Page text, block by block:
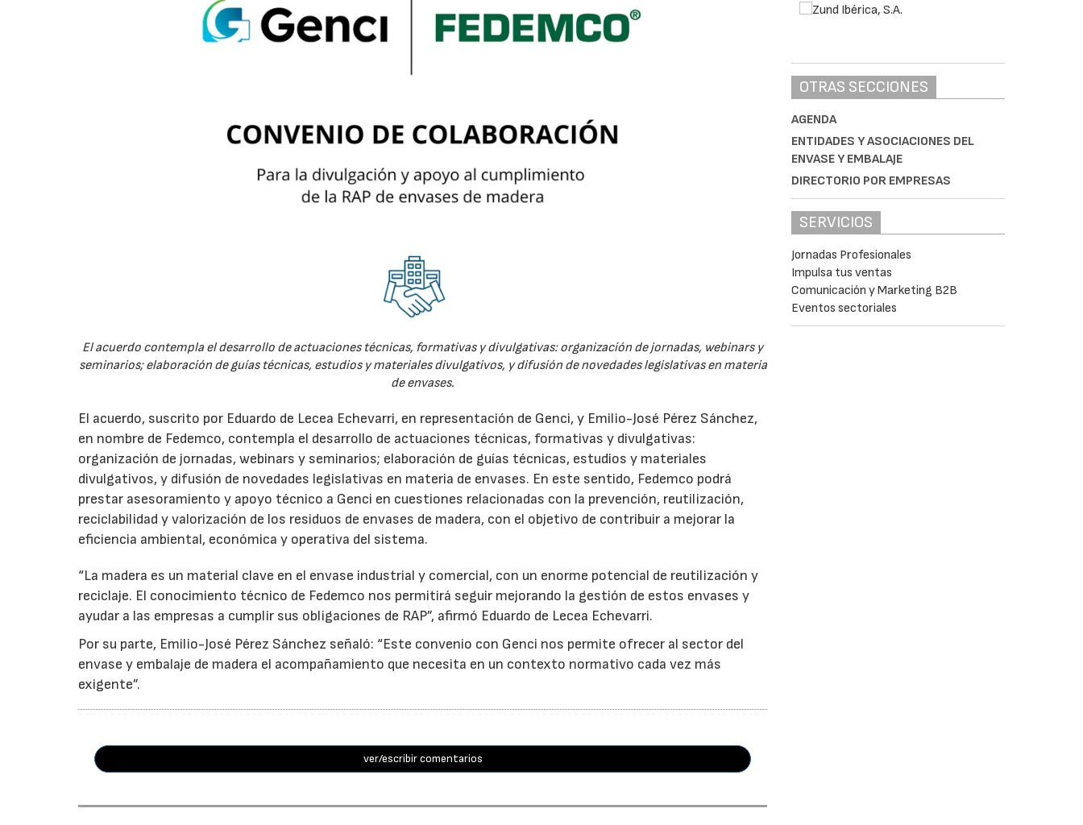
El acuerdo contempla el desarrollo de actuaciones técnicas, formativas y divulgativas: organización de jornadas, webinars y
seminarios; elaboración de guías técnicas, estudios y materiales divulgativos, y difusión de novedades legislativas en materia
de envases.
El acuerdo, suscrito por Eduardo de Lecea Echevarri, en representación de Genci, y Emilio-José Pérez Sánchez,
en nombre de Fedemco, contempla el desarrollo de actuaciones técnicas, formativas y divulgativas:
organización de jornadas, webinars y seminarios; elaboración de guías técnicas, estudios y materiales
divulgativos, y difusión de novedades legislativas en materia de envases. En este sentido, Fedemco podrá
prestar asesoramiento y apoyo técnico a Genci en cuestiones relacionadas con la prevención, reutilización,
reciclabilidad y valorización de los residuos de envases de madera, con el objetivo de contribuir a mejorar la
eficiencia ambiental, económica y operativa del sistema.
“La madera es un material clave en el envase industrial y comercial, con un enorme potencial de reutilización y
reciclaje. El conocimiento técnico de Fedemco nos permitirá seguir mejorando la gestión de estos envases y
ayudar a las empresas a cumplir sus obligaciones de RAP”, afirmó Eduardo de Lecea Echevarri.
Por su parte, Emilio-José Pérez Sánchez señaló: “Este convenio con Genci nos permite ofrecer al sector del
envase y embalaje de madera el acompañamiento que necesita en un contexto normativo cada vez más
exigente”.
ver/escribir comentarios
OTRAS SECCIONES
AGENDA
ENTIDADES Y ASOCIACIONES DEL
ENVASE Y EMBALAJE
DIRECTORIO POR EMPRESAS
SERVICIOS
Jornadas Profesionales
Impulsa tus ventas
Comunicación y Marketing B2B
Eventos sectoriales